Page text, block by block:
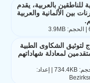
للناطقين بالعربية، يقدم
بين الألمانية والعربية
لتوثيق الشكاوى الطبية
لمعادلة شهاداتهم
قبل 1 سنة | المشاهدات: 431 | الحجم: 734.4KB | إعداد: